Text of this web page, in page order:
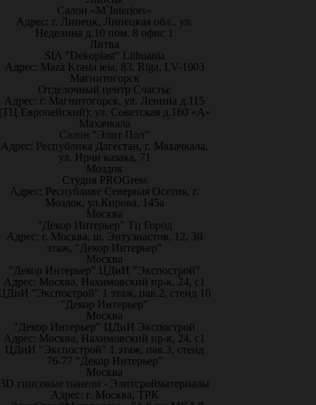
Салон «M`Interiors»
Адрес: г. Липецк, Липецкая обл., ул.
Неделина д.10 пом. 8 офис 1
Литва
SIA "Dekoplast" Lithuania
Адрес: Mazā Krasta iela, 83, Rīga, LV-1003
Магнитогорск
Отделочный центр Счастье
Адрес: г. Магнитогорск, ул. Ленина д.115
Европейский); ул. Советская д.160 «А»
Махачкала
Салон "Элит Пол"
Адрес: Республика Дагестан, г. Махачкала,
ул. Ирчи казака, 71
Моздок
Студия PROGress
Адрес: Республике Северная Осетия, г.
Моздок, ул.Кирова, 145а
Москва
"Декор Интерьер" Тц Город
Адрес: г. Москва, ш. Энтузиастов, 12, 3й
этаж, "Декор Интерьер"
Москва
"Декор Интерьер" ЦДиИ "Экспострой"
Адрес: Москва, Нахимовский пр-к, 24, с1
"Экспострой" 1 этаж, пав.2, стенд 10
"Декор Интерьер"
Москва
"Декор Интерьер" ЦДиИ Экспострой
Адрес: Москва, Нахимовский пр-к, 24, с1
ЦДиИ "Экспострой" 1 этаж, пав.3, стенд
76-77 "Декор Интерьер"
Москва
3D гипсовые панели - Элитсройматериалы
Адрес: г. Москва, ТРК